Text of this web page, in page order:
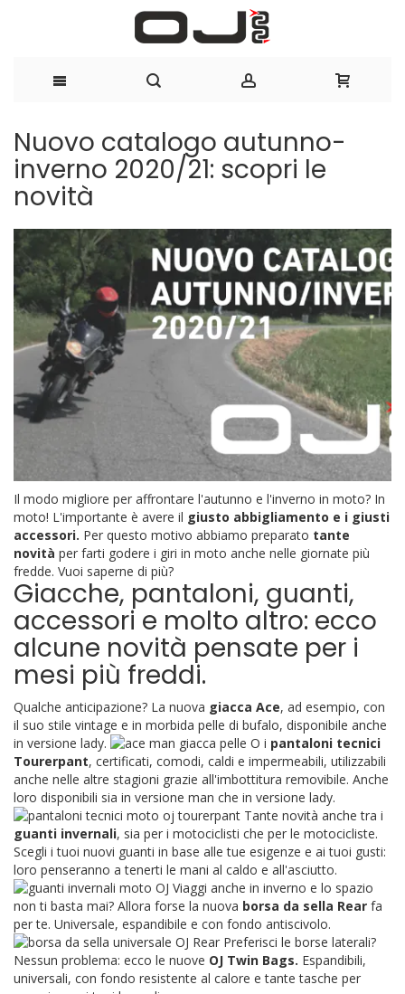
al
contenuto
Nuovo catalogo autunno-
inverno 2020/21: scopri le
novità
Il modo migliore per affrontare l'autunno e l'inverno in moto? In
moto! L'importante è avere il giusto abbigliamento e i giusti
accessori. Per questo motivo abbiamo preparato tante
novità per farti godere i giri in moto anche nelle giornate più
fredde. Vuoi saperne di più?
Giacche, pantaloni, guanti,
accessori e molto altro: ecco
alcune novità pensate per i
mesi più freddi.
Qualche anticipazione? La nuova giacca Ace, ad esempio, con
il suo stile vintage e in morbida pelle di bufalo, disponibile anche
in versione lady.
O i pantaloni tecnici
Tourerpant, certificati, comodi, caldi e impermeabili, utilizzabili
anche nelle altre stagioni grazie all'imbottitura removibile. Anche
loro disponibili sia in versione man che in versione lady.
Tante novità anche tra i
guanti invernali, sia per i motociclisti che per le motocicliste.
Scegli i tuoi nuovi guanti in base alle tue esigenze e ai tuoi gusti:
loro penseranno a tenerti le mani al caldo e all'asciutto.
Viaggi anche in inverno e lo spazio
non ti basta mai? Allora forse la nuova borsa da sella Rear fa
per te. Universale, espandibile e con fondo antiscivolo.
Preferisci le borse laterali?
Nessun problema: ecco le nuove OJ Twin Bags. Espandibili,
universali, con fondo resistente al calore e tante tasche per